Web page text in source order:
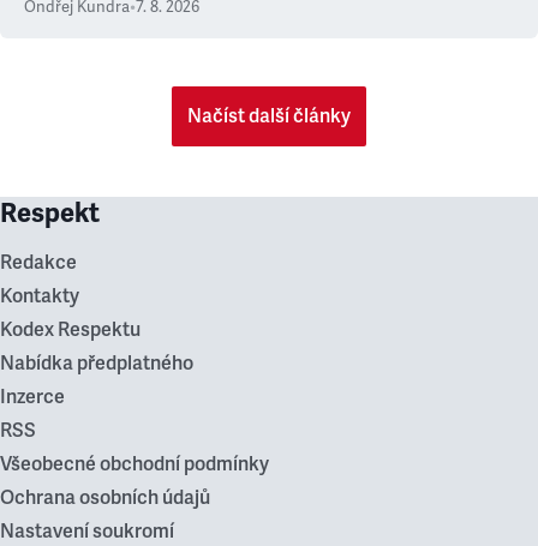
Ondřej Kundra•7. 8. 2026
Načíst další články
Respekt
Redakce
Kontakty
Kodex Respektu
Nabídka předplatného
Inzerce
RSS
Všeobecné obchodní podmínky
Ochrana osobních údajů
Nastavení soukromí